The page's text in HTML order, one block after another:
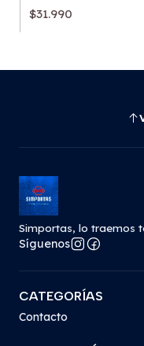
$31.990
Simportas, lo traemos
Síguenos
CATEGORÍAS
Contacto